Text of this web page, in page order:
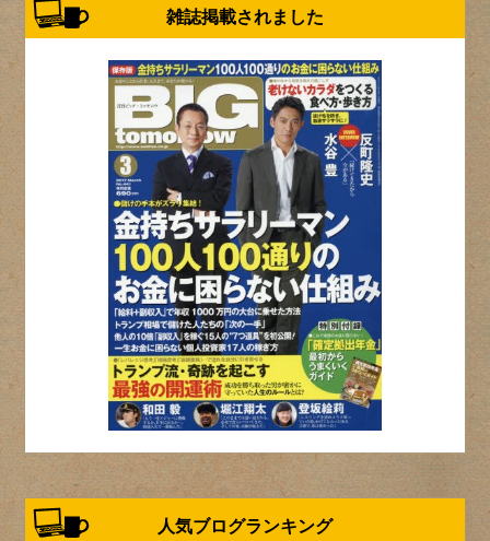
雑誌掲載されました
人気ブログランキング